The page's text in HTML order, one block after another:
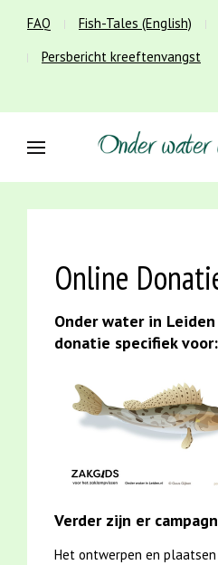
FAQ Fish-Tales (English)
Persbericht kreeftenvangst
Online
Onder water in
donatie specifiek voor:
Verder zijn er
Het ontwerpen en